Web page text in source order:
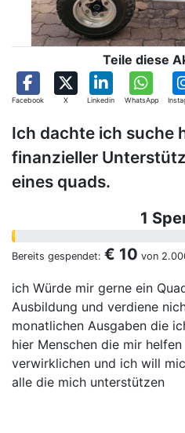
Teile diese
Facebook X Linkedin WhatsApp
Ich dachte ich suche
finanzieller
eines quads.
1
Bereits gespendet: € 10 von
ich Würde mir gerne ein
Ausbildung und verdiene
monatlichen Ausgaben die
hier Menschen die mir
verwirklichen und ich will
alle die mich unterstützen